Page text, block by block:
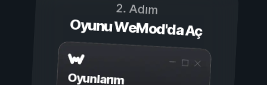
2. Adım
Oyunu WeMod'da Aç
Oyunlarım